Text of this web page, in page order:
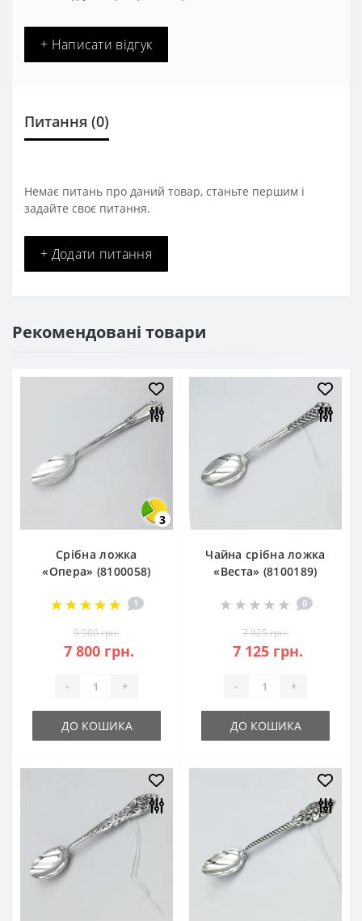
+ Написати відгук
Питання (0)
Немає питань про даний товар, станьте першим і
задайте своє питання.
+ Додати питання
Рекомендовані товари
3
Срібна ложка
«Опера» (8100058)
1
9 900 грн.
7 800 грн.
- +
ДО КОШИКА
Чайна срібна ложка
«Веста» (8100189)
0
7 925 грн.
7 125 грн.
- +
ДО КОШИКА